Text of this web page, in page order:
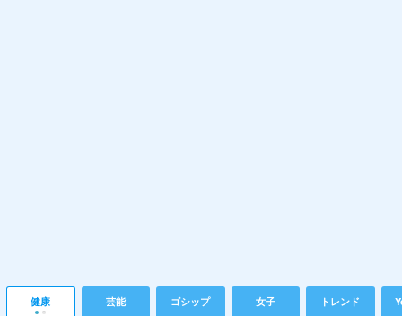
健康 芸能 ゴシップ 女子 トレンド